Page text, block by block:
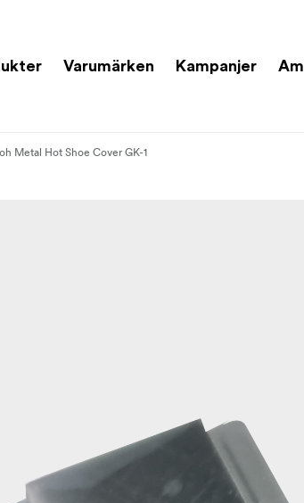
Varumärken Kampanjer
Metal Hot Shoe Cover GK-1